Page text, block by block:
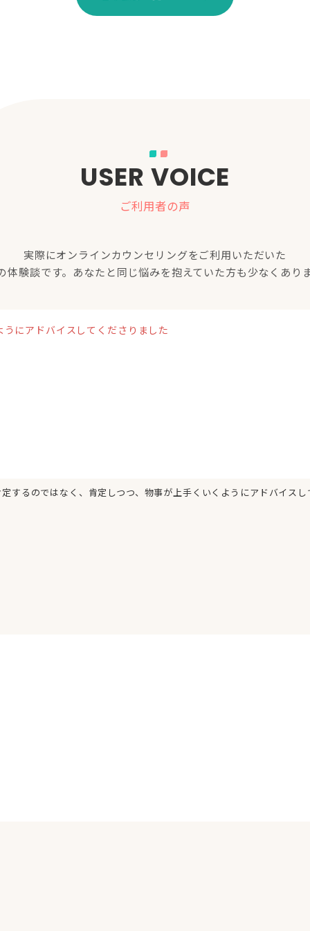
USER VOICE
ご利用者の声
実際にオンラインカウンセリングをご利用いただいた
体験談です。あなたと同じ悩みを抱えていた方も少なくあり
にアドバイスしてくださりました
するのではなく、肯定しつつ、物事が上手くいくようにアドバイス